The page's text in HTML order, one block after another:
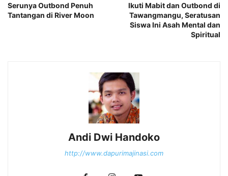
Serunya Outbond Penuh
Tantangan di River Moon
Ikuti Mabit dan Outbond di
Tawangmangu, Seratusan
Siswa Ini Asah Mental dan
Spiritual
Andi Dwi Handoko
http://www.dapurimajinasi.com